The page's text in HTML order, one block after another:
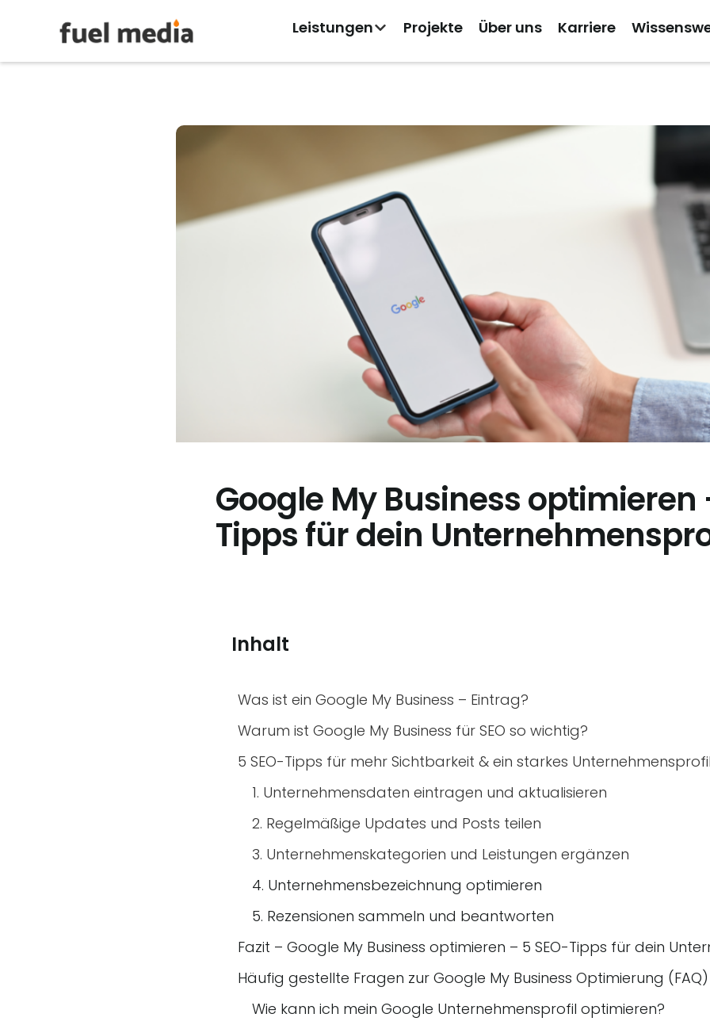
Leistungen Projekte Über uns Karriere
Google My Business optimieren
Tipps für dein
Inhalt
Was ist ein Google My Business – Eintrag?
Warum ist Google My Business für SEO so wichtig?
5 SEO-Tipps für mehr Sichtbarkeit & ein starkes Unternehmensprofil
1. Unternehmensdaten eintragen und aktualisieren
2. Regelmäßige Updates und Posts teilen
3. Unternehmenskategorien und Leistungen ergänzen
4. Unternehmensbezeichnung optimieren
5. Rezensionen sammeln und beantworten
Fazit – Google My Business optimieren – 5 SEO-Tipps für dein
Häufig gestellte Fragen zur Google My Business Optimierung (FAQ)
Wie kann ich mein Google Unternehmensprofil optimieren?